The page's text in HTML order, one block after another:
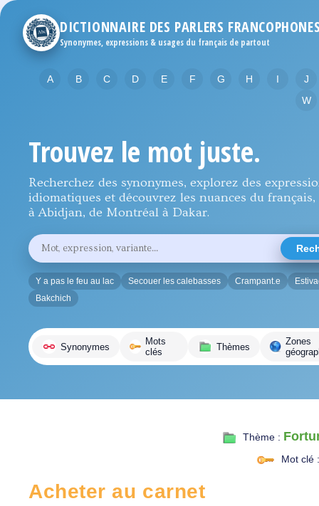
DICTIONNAIRE DES PARLERS
Synonymes, expressions & usages du français de partout
A B C D E F G H I
J
W
Trouvez le mot juste.
Recherchez des synonymes, explorez des
idiomatiques et découvrez les nuances du français,
à Abidjan, de Montréal à Dakar.
Rechercher
un
mot,
une
expression
ou
une
Y a pas le feu au lac Secouer les calebasses Crampant.e
Bakchich
Synonymes
Mots
clés
Thèmes
Zones
Thème :
Mot clé
Acheter au carnet